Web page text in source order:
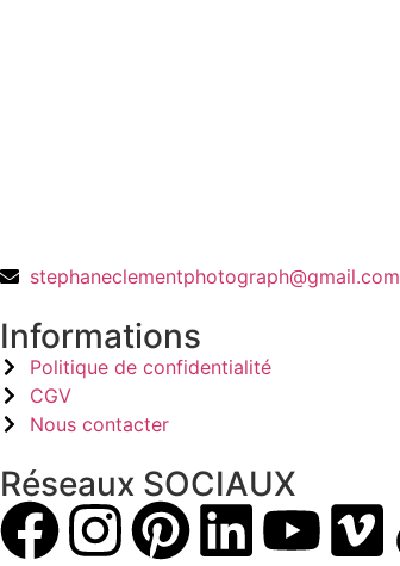
stephaneclementphotograph@gmail.com
Informations
Politique de confidentialité
CGV
Nous contacter
Réseaux SOCIAUX